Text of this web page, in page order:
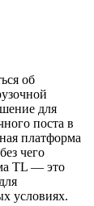
об
для
поста в
платформа
чего
TL — это
условиях.